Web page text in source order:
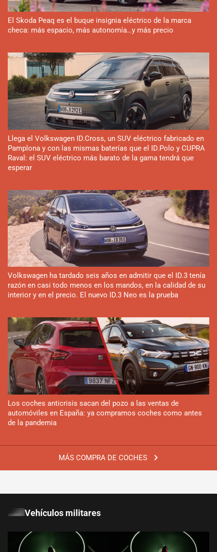
MÁS COMPRA DE COCHES
El Skoda Peaq es el buque insignia eléctrico de la marca
checa: más espacio, más autonomía…y más precio
Llega el Volkswagen ID.Cross, un SUV eléctrico fabricado en
Pamplona y con las mismas baterías que el ID.Polo y CUPRA
Raval: el SUV eléctrico más barato de la gama tendrá que
esperar
Volkswagen ha tardado seis años en admitir que el ID.3 tenía
razón en casi todo menos en los mandos, en la calidad de su
interior y en el precio. El nuevo ID.3 Neo es la prueba
Los coches anticrisis sacan del pozo a las ventas de
automóviles en España: ya compramos coches como antes
de la pandemia
Vehículos militares